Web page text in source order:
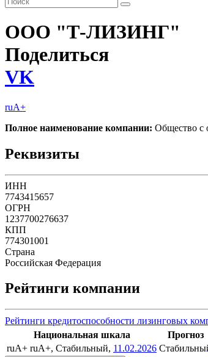
ООО "Т-ЛИЗИНГ"
Поделиться
VK
ruA+
Полное наименование компании: Общество с
Реквизиты
ИНН
7743415657
ОГРН
1237700276637
КПП
774301001
Страна
Российская Федерация
Рейтинги компании
Рейтинги кредитоспособности лизинговых
Национальная шкала Прогноз
ruA+ ruA+, Стабильный, 11.02.2026